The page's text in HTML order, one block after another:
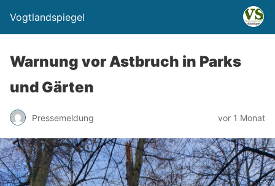
Vogtlandspiegel
Warnung vor Astbruch in Parks
und Gärten
Pressemeldung vor 1 Monat